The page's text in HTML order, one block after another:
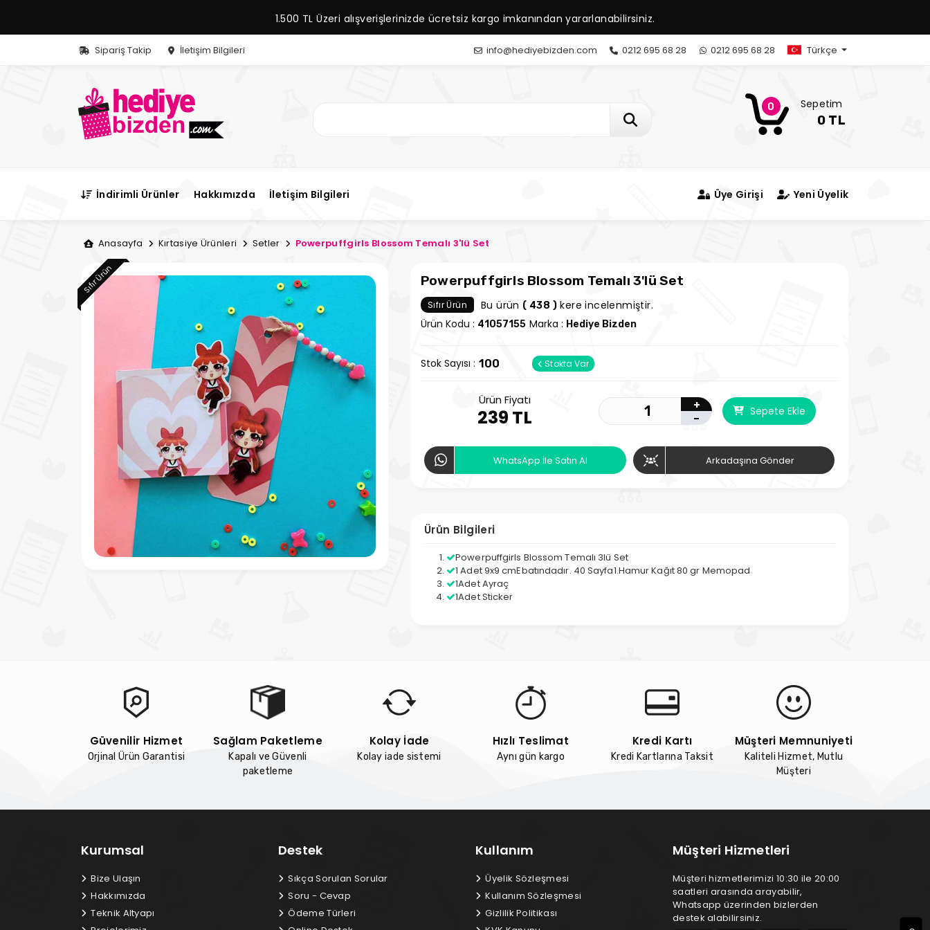
1.500 TL Üzeri alışverişlerinizde ücretsiz kargo imkanından yararlanabilirsiniz.
Sipariş Takip İletişim Bilgileri info@hediyebizden.com 0212 695 68 28 0212 695 68 28 Türkçe
0 Sepetim
0 TL
İndirimli Ürünler Hakkımızda İletişim Bilgileri Üye Girişi Yeni Üyelik
Anasayfa Kırtasiye Ürünleri Setler Powerpuffgirls Blossom Temalı 3'lü Set
Sıfır Ürün Powerpuffgirls Blossom Temalı 3'lü Set
Sıfır Ürün Bu ürün ( 438 ) kere incelenmiştir.
Ürün Kodu : 41057155 Marka : Hediye Bizden
Stok Sayısı : 100 Stokta Var
Ürün Fiyatı
239 TL
+
-
Sepete Ekle
WhatsApp İle Satın Al Arkadaşına Gönder
Ürün Bilgileri
Powerpuffgirls Blossom Temalı 3lü Set
1 Adet 9x9 cmEbatındadır. 40 Sayfa1.Hamur Kağıt 80 gr Memopad
1Adet Ayraç
1Adet Sticker
Güvenilir Hizmet
Orjinal Ürün Garantisi
Sağlam Paketleme
Kapalı ve Güvenli
paketleme
Kolay İade
Kolay iade sistemi
Hızlı Teslimat
Aynı gün kargo
Kredi Kartı
Kredi Kartlarına Taksit
Müşteri Memnuniyeti
Kaliteli Hizmet, Mutlu
Müşteri
Kurumsal
Bize Ulaşın
Hakkımızda
Teknik Altyapı
Destek
Sıkça Sorulan Sorular
Soru - Cevap
Ödeme Türleri
Kullanım
Üyelik Sözleşmesi
Kullanım Sözleşmesi
Gizlilik Politikası
Müşteri Hizmetleri
Müşteri hizmetlerimizi 10:30 ile 20:00
saatleri arasında arayabilir,
Whatsapp üzerinden bizlerden
destek alabilirsiniz.